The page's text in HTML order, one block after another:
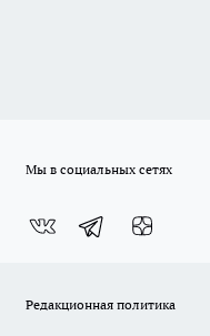
Мы в социальных сетях
Редакционная политика